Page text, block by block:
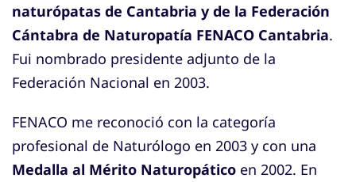
naturópatas de Cantabria y de la Federación
Cántabra de Naturopatía FENACO Cantabria.
Fui nombrado presidente adjunto de la
Federación Nacional en 2003.
FENACO me reconoció con la categoría
profesional de Naturólogo en 2003 y con una
Medalla al Mérito Naturopático en 2002. En